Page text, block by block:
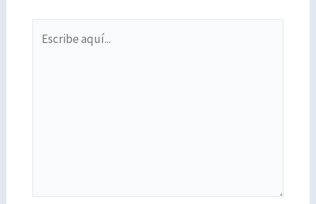
aquí...